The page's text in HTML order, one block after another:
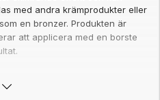
med andra krämprodukter eller
en bronzer. Produkten är
att applicera med en borste